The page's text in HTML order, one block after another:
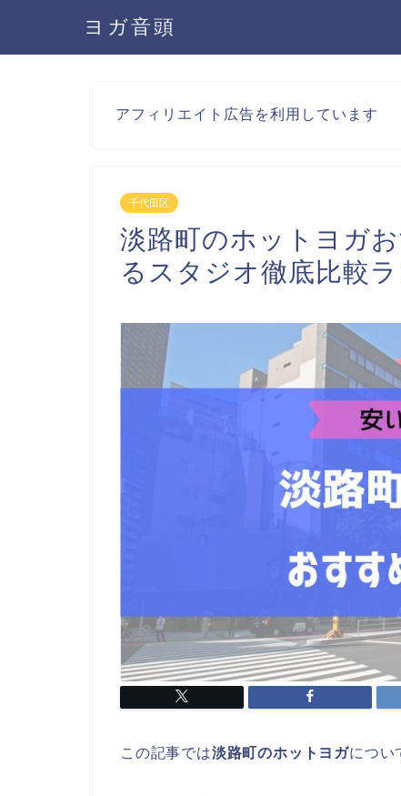
ヨガ音頭
アフィリエイト広告を利用しています
千代田区
淡路町のホットヨガ
るスタジオ徹底比較ラ
この記事では淡路町のホットヨガについ